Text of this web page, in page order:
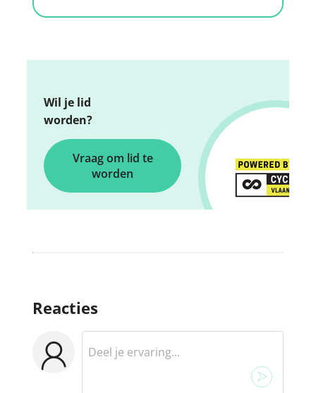
Wil je lid
worden?
Vraag om lid te
worden
Reacties